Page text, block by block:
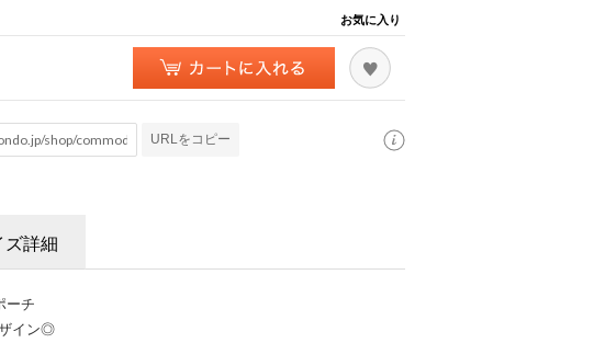
お気に入り
URLをコピー
ズ詳細
ーチ
イン◎